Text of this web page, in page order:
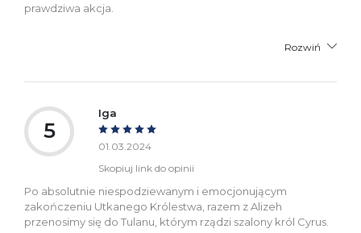
prawdziwa akcja.
Rozwiń
5
Iga
01.03.2024
Skopiuj link do opinii
Po absolutnie niespodziewanym i emocjonującym
zakończeniu Utkanego Królestwa, razem z Alizeh
przenosimy się do Tulanu, którym rządzi szalony król Cyrus.